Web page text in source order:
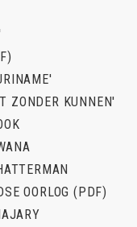
ZONDER KUNNEN'
OORLOG (PDF)